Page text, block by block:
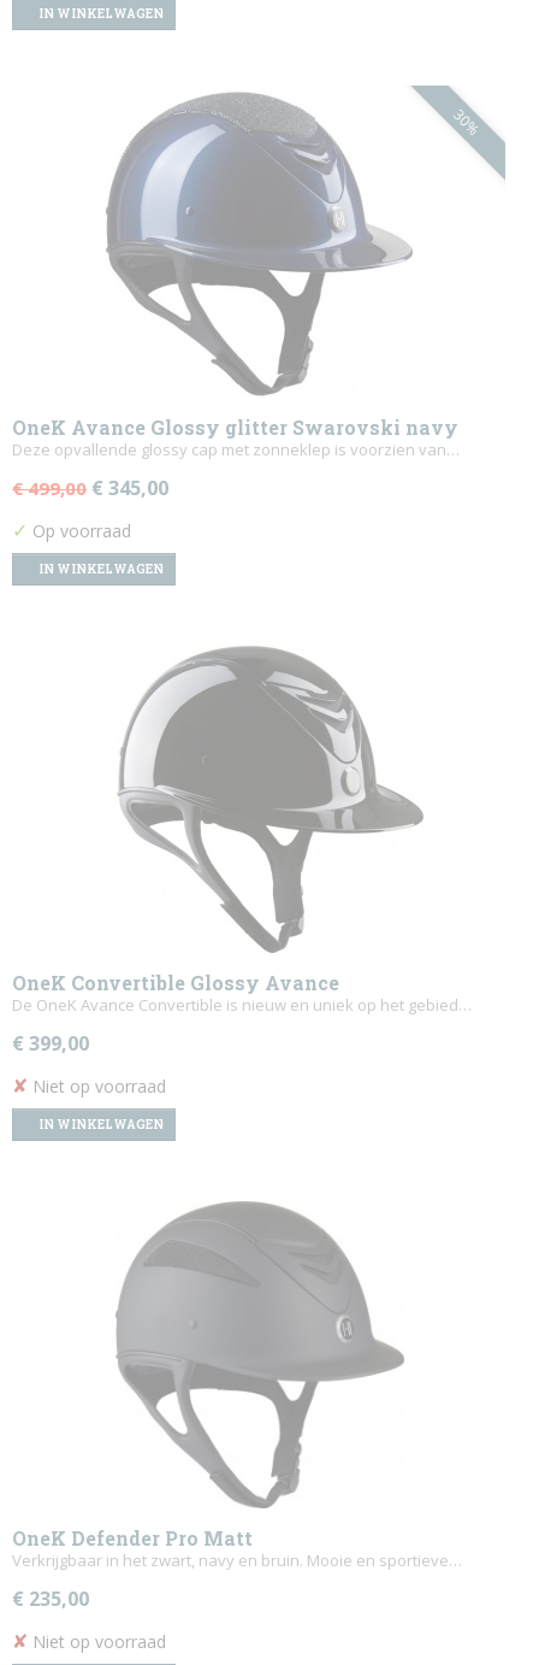
IN WINKELWAGEN
30%
OneK Avance Glossy glitter Swarovski navy
Deze opvallende glossy cap met zonneklep is voorzien van…
€ 499,00 € 345,00
✓ Op voorraad
IN WINKELWAGEN
OneK Convertible Glossy Avance
De OneK Avance Convertible is nieuw en uniek op het gebied…
€ 399,00
✘ Niet op voorraad
IN WINKELWAGEN
OneK Defender Pro Matt
Verkrijgbaar in het zwart, navy en bruin. Mooie en sportieve…
€ 235,00
✘ Niet op voorraad